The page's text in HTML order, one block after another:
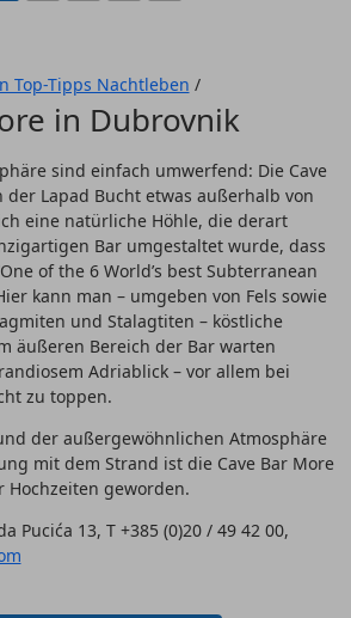
Top-Tipps Nachtleben /
in Dubrovnik
sind einfach umwerfend: Die Cave
der Lapad Bucht etwas außerhalb von
eine natürliche Höhle, die derart
Bar umgestaltet wurde, dass
of the 6 World’s best Subterranean
kann man – umgeben von Fels sowie
und Stalagtiten – köstliche
äußeren Bereich der Bar warten
Adriablick – vor allem bei
zu toppen.
der außergewöhnlichen Atmosphäre
mit dem Strand ist die Cave Bar More
geworden.
Pucića 13, T +385 (0)20 / 49 42 00,